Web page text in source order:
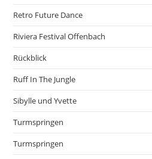
Retro Future Dance
Riviera Festival Offenbach
Rückblick
Ruff In The Jungle
Sibylle und Yvette
Turmspringen
Turmspringen